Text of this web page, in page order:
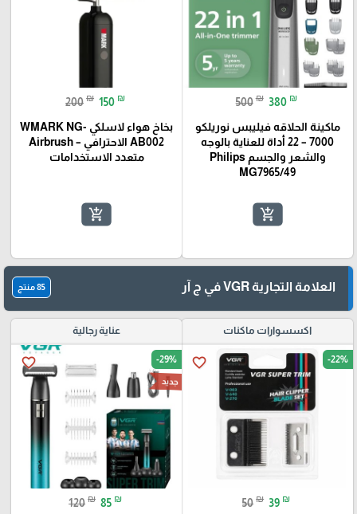
500 ₪ 380 ₪
ماكينة الحلاقه فيليبس نوريلكو
7000 – 22 أداة للعناية بالوجه
والشعر والجسم Philips
MG7965/49
add_shopping_cart
200 ₪ 150 ₪
بخاخ هواء لاسلكي WMARK NG-
AB002 الاحترافي – Airbrush
متعدد الاستخدامات
add_shopping_cart
العلامة التجارية VGR في ج آر 85 منتج
اكسسوارات ماكنات
favorite_border -22%
50 ₪ 39 ₪
عناية رجالية
favorite_border -29%
جديد
120 ₪ 85 ₪